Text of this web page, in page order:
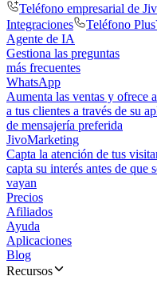
Teléfono empresarial de
Integraciones
Teléfono Plus
Agente de IA
Gestiona las preguntas
más frecuentes
WhatsApp
Aumenta las ventas y ofrece
a tus clientes a través de su
de mensajería preferida
JivoMarketing
Capta la atención de tus
capta su interés antes de que
vayan
Precios
Afiliados
Ayuda
Aplicaciones
Blog
Recursos